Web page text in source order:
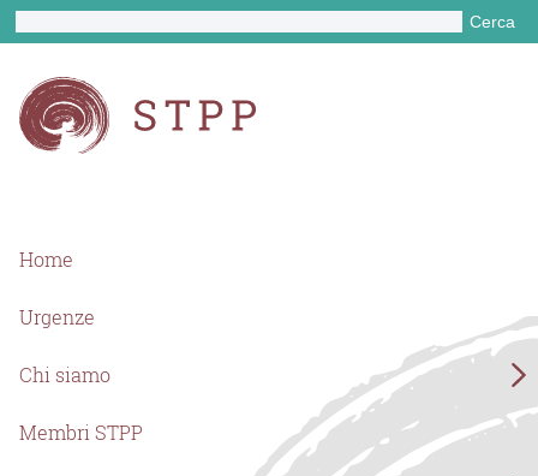
Home
Urgenze
Chi siamo
Membri STPP
Cerca